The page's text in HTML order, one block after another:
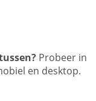
Probeer in
en desktop.